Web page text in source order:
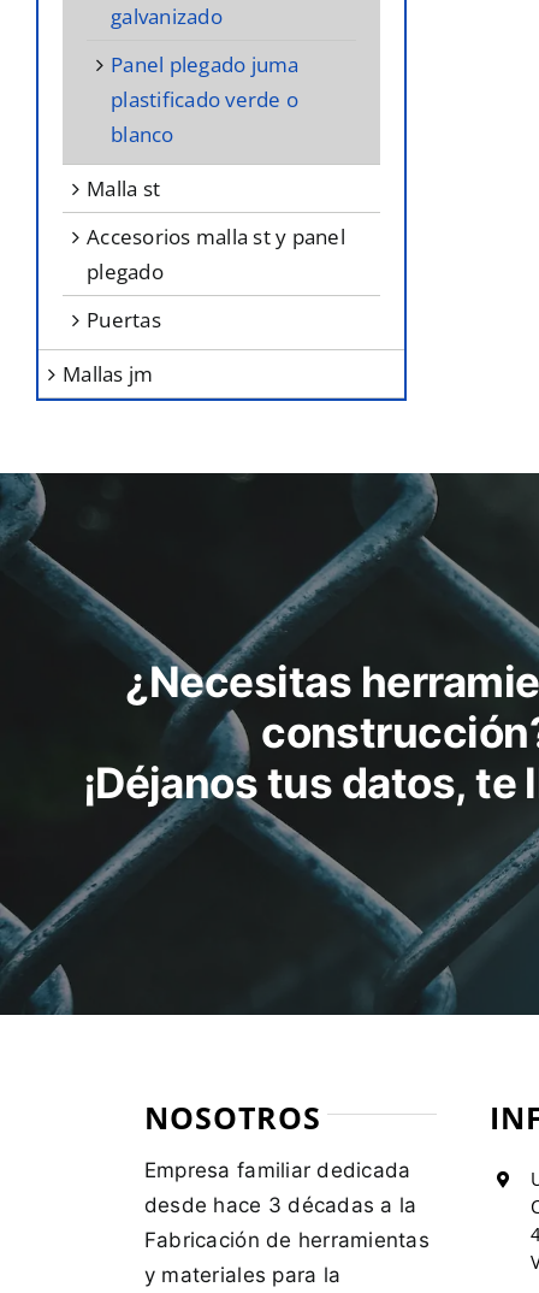
galvanizado
panel plegado juma
plastificado verde o
blanco
malla st
accesorios malla st y panel
plegado
puertas
mallas jm
¿Necesitas
¡Déjanos tus datos, te
NOSOTROS
Empresa familiar dedicada
desde hace 3 décadas a la
Fabricación de herramientas
y materiales para la